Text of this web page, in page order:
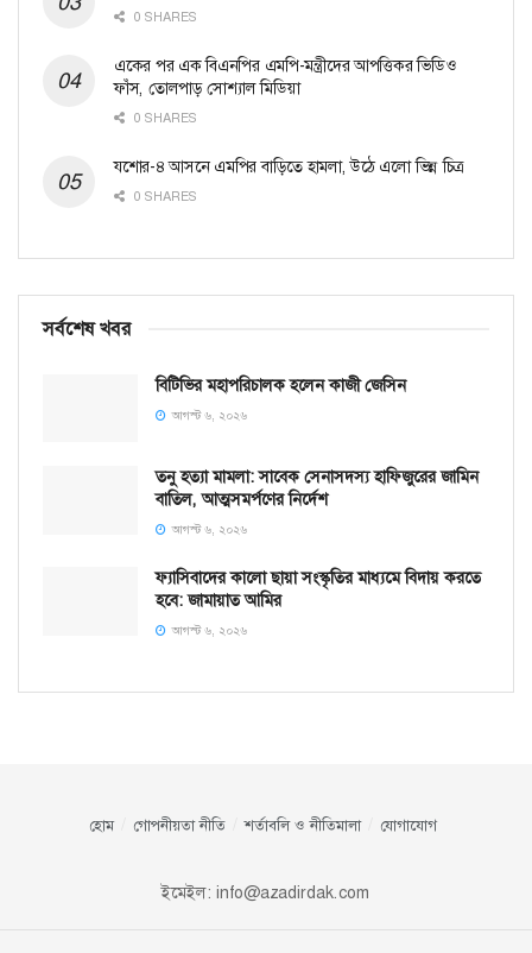
0 SHARES
একের পর এক বিএনপির এমপি-মন্ত্রীদের আপত্তিকর ভিডিও
ফাঁস, তোলপাড় সোশ্যাল মিডিয়া
0 SHARES
যশোর-৪ আসনে এমপির বাড়িতে হামলা, উঠে এলো ভিন্ন চিত্র
0 SHARES
সর্বশেষ খবর
বিটিভির মহাপরিচালক হলেন কাজী জেসিন
আগস্ট ৬, ২০২৬
তনু হত্যা মামলা: সাবেক সেনাসদস্য হাফিজুরের জামিন
বাতিল, আত্মসমর্পণের নির্দেশ
আগস্ট ৬, ২০২৬
ফ্যাসিবাদের কালো ছায়া সংস্কৃতির মাধ্যমে বিদায় করতে
হবে: জামায়াত আমির
আগস্ট ৬, ২০২৬
হোম গোপনীয়তা নীতি শর্তাবলি ও নীতিমালা যোগাযোগ
ইমেইল: info@azadirdak.com